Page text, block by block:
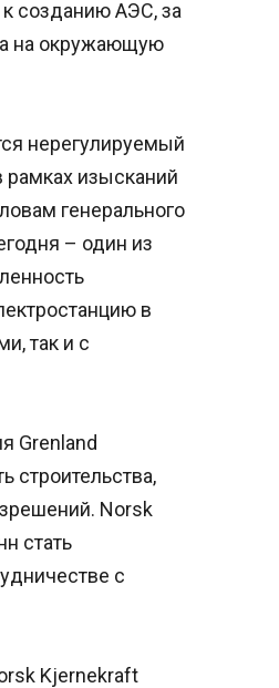
созданию АЭС, за
на окружающую
нерегулируемый
рамках изысканий
генерального
– один из
в
так и с
Grenland
строительства,
Norsk
стать
с
Kjernekraft